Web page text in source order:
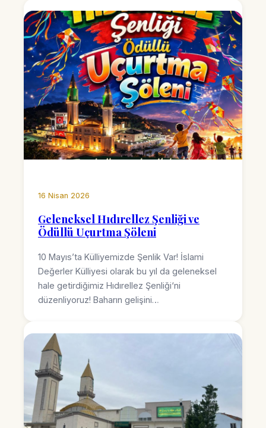
16 Nisan 2026
Geleneksel Hıdırellez Şenliği ve
Ödüllü Uçurtma Şöleni
10 Mayıs’ta Külliyemizde Şenlik Var! İslami
Değerler Külliyesi olarak bu yıl da geleneksel
hale getirdiğimiz Hıdırellez Şenliği‘ni
düzenliyoruz! Baharın gelişini…